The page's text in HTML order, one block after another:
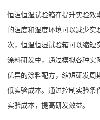
恒温恒湿试验箱在提升实验效
的温度和湿度环境可以减少
次，恒温恒湿试验箱可以缩短
涂料研发中，通过模拟各种实
优异的涂料配方，缩短研发周
低实验成本。通过控制实验条
实验成本，提高研发效益。